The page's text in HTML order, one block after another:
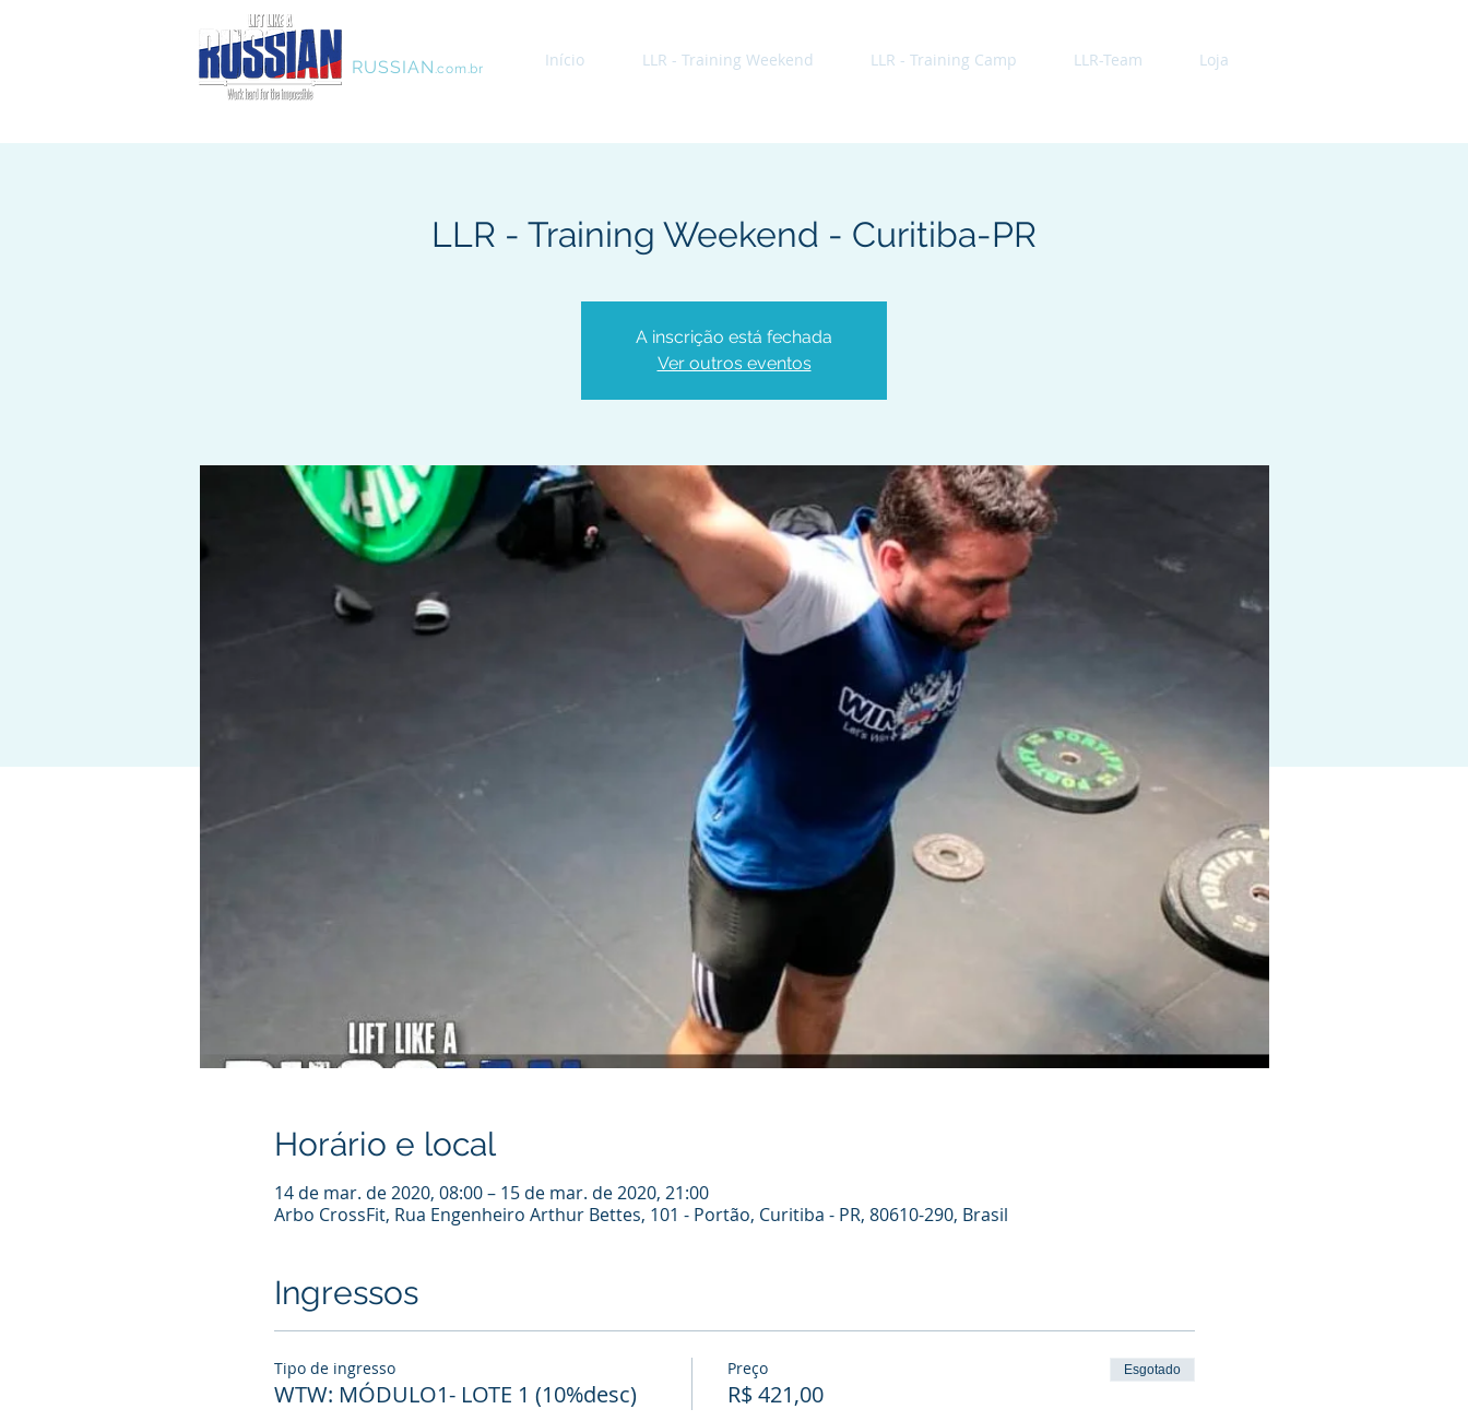
RUSSIAN.com.br Início LLR - Training Weekend LLR - Training Camp LLR-Team Loja
LLR - Training Weekend - Curitiba-PR
A inscrição está fechada
Ver outros eventos
Horário e local
14 de mar. de 2020, 08:00 – 15 de mar. de 2020, 21:00
Arbo CrossFit, Rua Engenheiro Arthur Bettes, 101 - Portão, Curitiba - PR, 80610-290, Brasil
Ingressos
Tipo de ingresso
WTW: MÓDULO1- LOTE 1 (10%desc)
Preço
R$ 421,00
Esgotado